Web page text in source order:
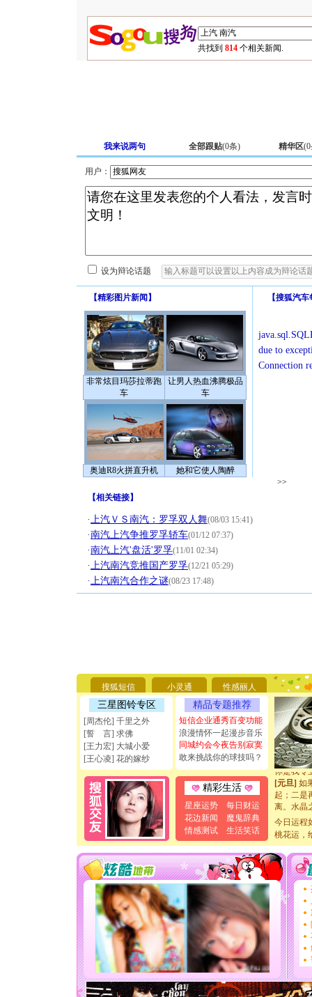
共找到 814 个相关新闻.
我来说两句 全部跟贴(0条) 精华区(0
用户：
设为辩论话题
【精彩图片新闻 】
非常炫目玛莎拉蒂跑
车
让男人热血沸腾极品
车
奥迪R8火拼直升机 她和它使人陶醉
【搜狐汽车
due to
Connection
>>
【相关链接】
·上汽ＶＳ南汽：罗孚双人舞(08/03 15:41)
·南汽上汽争推罗孚轿车(01/12 07:37)
·南汽上汽'盘活'罗孚(11/01 02:34)
·上汽南汽竞推国产罗孚(12/21 05:29)
·上汽南汽合作之谜(08/23 17:48)
搜狐短信 小灵通 性感丽人
三星图铃专区
[周杰伦] 千里之外
[誓 言] 求佛
[王力宏] 大城小爱
[王心凌] 花的嫁纱
精品专题推荐
短信企业通秀百变功能
浪漫情怀一起漫步音乐
同城约会今夜告别寂寞
敢来挑战你的球技吗？
精彩生活
星座运势
每日财运
花边新闻
魔鬼辞典
情感测试
生活笑话
要平安！
[圣诞节]
能正大光
天都要快
[圣诞节]
如意,快
[元旦]看
断电。爱
你是我专
[元旦] 如
起；二是
离。水晶
泣，这痛
卖了。水
颜！冬去
道一声
[春节] 传
片叶子
送你一
[圣诞节]
你太多
要平安
[圣诞节]
能正大
天都要快
[圣诞节]
今日运程
桃花运，